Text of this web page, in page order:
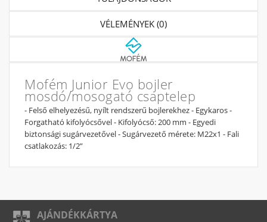
VÉLEMÉNYEK (0)
Mofém Junior Evo bojler
mosdó/mosogató csaptelep
- Felső elhelyezésű, nyílt rendszerű bojlerekhez - Egykaros -
Forgatható kifolyócsővel - Kifolyócső: 200 mm - Egyedi
biztonsági sugárvezetővel - Sugárvezető mérete: M22x1 - Fali
csatlakozás: 1/2”
AJÁNDÉKKÁRTYA